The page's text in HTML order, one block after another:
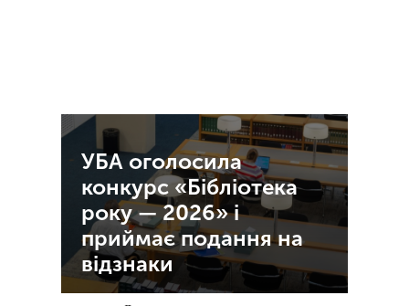
УБА оголосила
конкурс «Бібліотека
року — 2026» і
приймає подання на
відзнаки